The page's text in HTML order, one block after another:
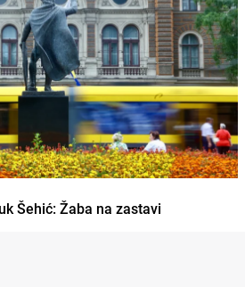
Šehić: Žaba na zastavi